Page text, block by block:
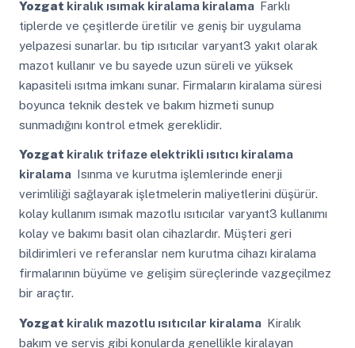
Yozgat kiralık ısımak kiralama kiralama Farklı
tiplerde ve çeşitlerde üretilir ve geniş bir uygulama
yelpazesi sunarlar. bu tip ısıtıcılar varyant3 yakıt olarak
mazot kullanır ve bu sayede uzun süreli ve yüksek
kapasiteli ısıtma imkanı sunar. Firmaların kiralama süresi
boyunca teknik destek ve bakım hizmeti sunup
sunmadığını kontrol etmek gereklidir.
Yozgat kiralık trifaze elektrikli ısıtıcı kiralama
kiralama Isınma ve kurutma işlemlerinde enerji
verimliliği sağlayarak işletmelerin maliyetlerini düşürür.
kolay kullanım ısımak mazotlu ısıtıcılar varyant3 kullanımı
kolay ve bakımı basit olan cihazlardır. Müşteri geri
bildirimleri ve referanslar nem kurutma cihazı kiralama
firmalarının büyüme ve gelişim süreçlerinde vazgeçilmez
bir araçtır.
Yozgat kiralık mazotlu ısıtıcılar kiralama Kiralık
bakım ve servis gibi konularda genellikle kiralayan